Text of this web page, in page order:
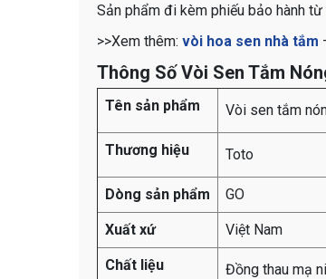
Sản phẩm đi kèm phiếu bảo hành
>>Xem thêm: vòi hoa sen nhà tắm
Thông Số Vòi Sen Tắm
Tên sản phẩm Vòi sen tắm
Thương hiệu Toto
Dòng sản phẩm GO
Xuất xứ Việt Nam
Chất liệu Đồng thau mạ